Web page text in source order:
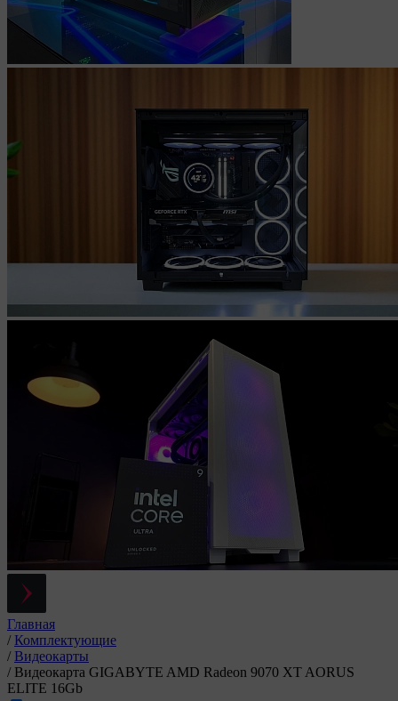
Главная
/ Комплектующие
/ Видеокарты
/ Видеокарта GIGABYTE AMD Radeon 9070 XT AORUS
ELITE 16Gb